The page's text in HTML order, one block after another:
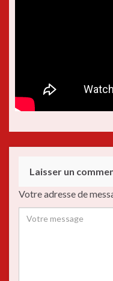
Laisser un
Votre adresse de